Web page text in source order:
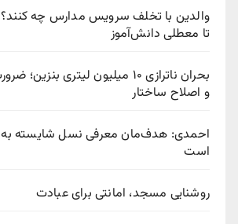
والدین با تخلف سرویس مدارس چه کنند؟/
تا معطلی دانش‌آموز
بحران ناترازی ۱۰ میلیون لیتری
و اصلاح ساختار
احمدی: هدف‌مان معرفی نسل شایسته به
است
روشنایی مسجد، امانتی برای عبادت